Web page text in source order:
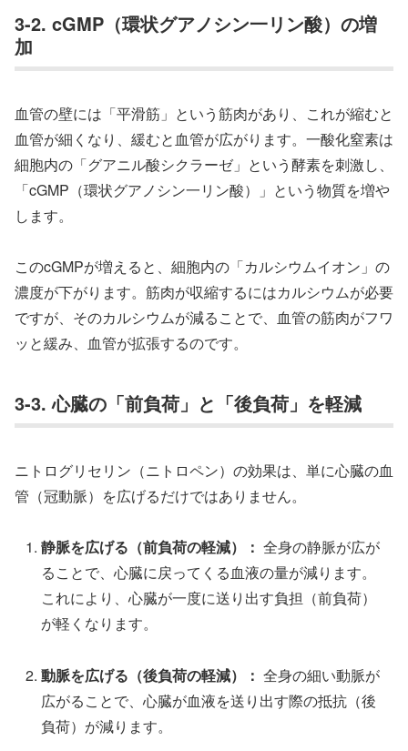
3-2. cGMP（環状グアノシン一リン酸）の増
加
血管の壁には「平滑筋」という筋肉があり、これが縮むと
血管が細くなり、緩むと血管が広がります。一酸化窒素は
細胞内の「グアニル酸シクラーゼ」という酵素を刺激し、
「cGMP（環状グアノシン一リン酸）」という物質を増や
します。
このcGMPが増えると、細胞内の「カルシウムイオン」の
濃度が下がります。筋肉が収縮するにはカルシウムが必要
ですが、そのカルシウムが減ることで、血管の筋肉がフワ
ッと緩み、血管が拡張するのです。
3-3. 心臓の「前負荷」と「後負荷」を軽減
ニトログリセリン（ニトロペン）の効果は、単に心臓の血
管（冠動脈）を広げるだけではありません。
静脈を広げる（前負荷の軽減）： 全身の静脈が広が
ることで、心臓に戻ってくる血液の量が減ります。
これにより、心臓が一度に送り出す負担（前負荷）
が軽くなります。
動脈を広げる（後負荷の軽減）： 全身の細い動脈が
広がることで、心臓が血液を送り出す際の抵抗（後
負荷）が減ります。